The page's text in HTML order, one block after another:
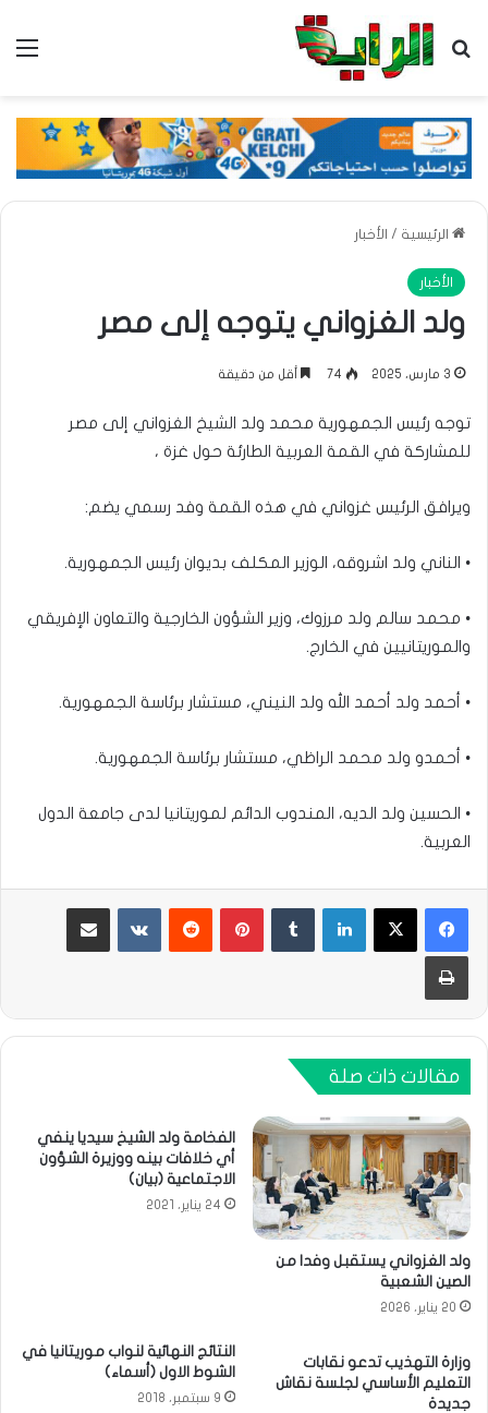
بحث عن
الرئيسية / الأخبار
الأخبار
ولد الغزواني يتوجه إلى مصر
3 مارس، 2025 74 أقل من دقيقة
توجه رئيس الجمهورية محمد ولد الشيخ الغزواني إلى مصر
للمشاركة في القمة العربية الطارئة حول غزة ،
ويرافق الرئيس غزواني في هذه القمة وفد رسمي يضم:
• الناني ولد اشروقه، الوزير المكلف بديوان رئيس الجمهورية.
• محمد سالم ولد مرزوك، وزير الشؤون الخارجية والتعاون الإفريقي
والموريتانيين في الخارج.
• أحمد ولد أحمد الله ولد النيني، مستشار برئاسة الجمهورية.
• أحمدو ولد محمد الراظي، مستشار برئاسة الجمهورية.
• الحسين ولد الديه، المندوب الدائم لموريتانيا لدى جامعة الدول
العربية.
لينكدإن بينتيريست مشاركة عبر البريد
طباعة
مقالات ذات صلة
ولد الغزواني يستقبل وفدا من
الصين الشعبية
20 يناير، 2026
الفخامة ولد الشيخ سيديا ينفي
أي خلافات بينه ووزيرة الشؤون
الاجتماعية (بيان)
24 يناير، 2021
وزارة التهذيب تدعو نقابات
التعليم الأساسي لجلسة نقاش
جديدة
النتائج النهائية لنواب موريتانيا في
الشوط الاول (أسماء)
9 سبتمبر، 2018